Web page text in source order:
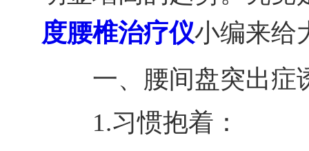
度腰椎治疗仪小编来给
一、腰间盘突出症
1.习惯抱着：